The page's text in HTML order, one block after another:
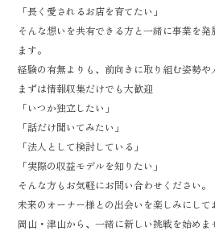
「長く愛されるお店を育てたい」
そんな想いを共有できる方と一緒に事業を
ます。
経験の有無よりも、前向きに取り組む姿勢や
まずは情報収集だけでも大歓迎
「いつか独立したい」
「話だけ聞いてみたい」
「法人として検討している」
「実際の収益モデルを知りたい」
そんな方もお気軽にお問い合わせください。
未来のオーナー様との出会いを楽しみにして
岡山・津山から、一緒に新しい挑戦を始めま